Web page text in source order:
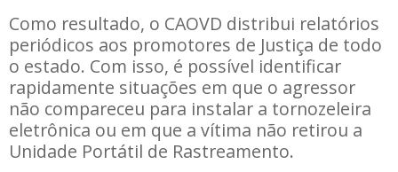
Como resultado, o CAOVD distribui relatórios
periódicos aos promotores de Justiça de todo
o estado. Com isso, é possível identificar
rapidamente situações em que o agressor
não compareceu para instalar a tornozeleira
eletrônica ou em que a vítima não retirou a
Unidade Portátil de Rastreamento.